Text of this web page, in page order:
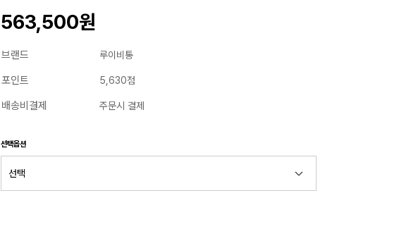
563,500원
브랜드 루이비통
포인트 5,630점
배송비결제 주문시 결제
선택옵션